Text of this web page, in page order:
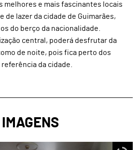
melhores e mais fascinantes locais
de lazer da cidade de Guimarães,
do berço da nacionalidade.
central, poderá desfrutar da
de noite, pois fica perto dos
da cidade.